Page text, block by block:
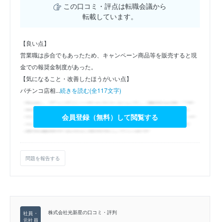
この口コミ・評点は転職会議から
転載しています。
【良い点】
営業職は歩合でもあったため、キャンペーン商品等を販売すると現
金での報奨金制度があった。
【気になること・改善したほうがいい点】
パチンコ店相...続きを読む(全117文字)
会員登録（無料）して閲覧する
問題を報告する
株式会社光新星の口コミ・評判